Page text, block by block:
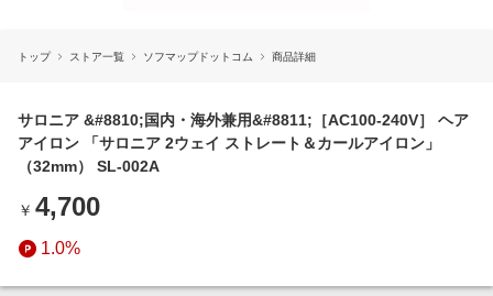
キッズ・ベビー用品
エンタメ
スポーツ・アウトドア・ゴルフ
インテリア・寝具
ペット・花・DIY・車
電子書籍特集
楽天サービス特集
旅行特集
わくわく夏特集
とことん買い物チャレンジ
Apple公式サイト×楽天カード分割払い
トップ ストア一覧 ソフマップドットコム 商品詳細
サロニア &#8810;国内・海外兼用&#8811;［AC100-240V］ ヘア
アイロン 「サロニア 2ウェイ ストレート＆カールアイロン」
（32mm） SL-002A
￥ 4,700
1.0%